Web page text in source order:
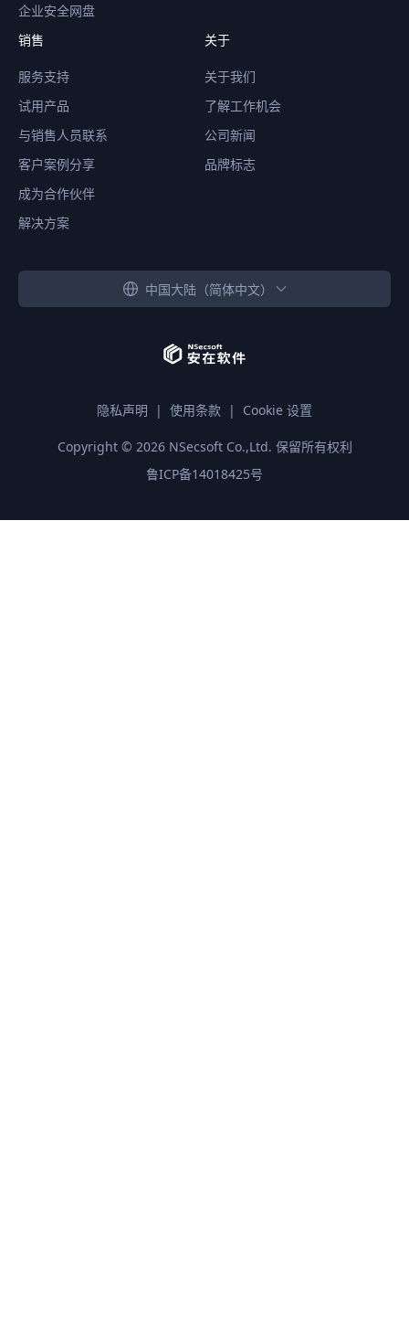
企业安全网盘
销售
服务支持
试用产品
与销售人员联系
客户案例分享
成为合作伙伴
解决方案
关于
关于我们
了解工作机会
公司新闻
品牌标志
中国大陆（简体中文）
隐私声明 | 使用条款 | Cookie 设置
Copyright © 2026NSecsoft Co.,Ltd. 保留所有权利
鲁ICP备14018425号